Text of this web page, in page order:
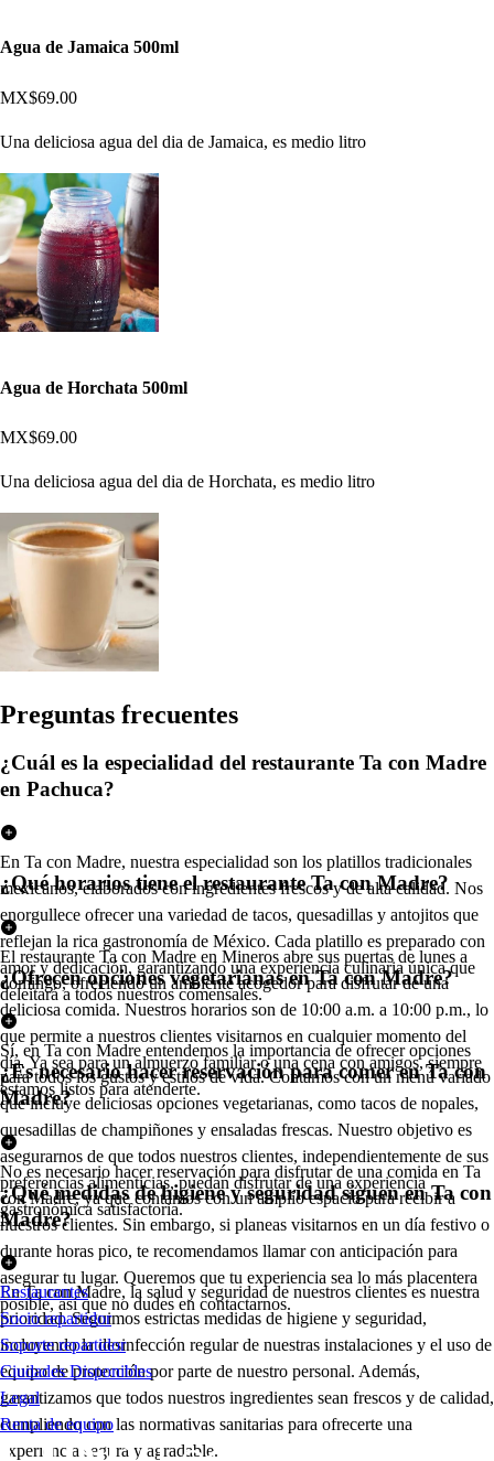
Agua de Jamaica 500ml
MX$69.00
Una deliciosa agua del dia de Jamaica, es medio litro
Agua de Horchata 500ml
MX$69.00
Una deliciosa agua del dia de Horchata, es medio litro
Preguntas frecuentes
¿Cuál es la especialidad del restaurante Ta con Madre
en Pachuca?
En Ta con Madre, nuestra especialidad son los platillos tradicionales
mexicanos, elaborados con ingredientes frescos y de alta calidad. Nos
enorgullece ofrecer una variedad de tacos, quesadillas y antojitos que
reflejan la rica gastronomía de México. Cada platillo es preparado con
amor y dedicación, garantizando una experiencia culinaria única que
deleitará a todos nuestros comensales.
¿Qué horarios tiene el restaurante Ta con Madre?
El restaurante Ta con Madre en Mineros abre sus puertas de lunes a
domingo, ofreciendo un ambiente acogedor para disfrutar de una
deliciosa comida. Nuestros horarios son de 10:00 a.m. a 10:00 p.m., lo
que permite a nuestros clientes visitarnos en cualquier momento del
día. Ya sea para un almuerzo familiar o una cena con amigos, siempre
estamos listos para atenderte.
¿Ofrecen opciones vegetarianas en Ta con Madre?
Sí, en Ta con Madre entendemos la importancia de ofrecer opciones
para todos los gustos y estilos de vida. Contamos con un menú variado
que incluye deliciosas opciones vegetarianas, como tacos de nopales,
quesadillas de champiñones y ensaladas frescas. Nuestro objetivo es
asegurarnos de que todos nuestros clientes, independientemente de sus
preferencias alimenticias, puedan disfrutar de una experiencia
gastronómica satisfactoria.
¿Es necesario hacer reservación para comer en Ta con
Madre?
No es necesario hacer reservación para disfrutar de una comida en Ta
con Madre, ya que contamos con un amplio espacio para recibir a
nuestros clientes. Sin embargo, si planeas visitarnos en un día festivo o
durante horas pico, te recomendamos llamar con anticipación para
asegurar tu lugar. Queremos que tu experiencia sea lo más placentera
posible, así que no dudes en contactarnos.
¿Qué medidas de higiene y seguridad siguen en Ta con
Madre?
En Ta con Madre, la salud y seguridad de nuestros clientes es nuestra
prioridad. Seguimos estrictas medidas de higiene y seguridad,
incluyendo la desinfección regular de nuestras instalaciones y el uso de
equipo de protección por parte de nuestro personal. Además,
garantizamos que todos nuestros ingredientes sean frescos y de calidad,
cumpliendo con las normativas sanitarias para ofrecerte una
experiencia segura y agradable.
Restaurantes
Socio repartidor
Soporte repartidor
Ciudades Disponibles
Legal
Renta de equipo